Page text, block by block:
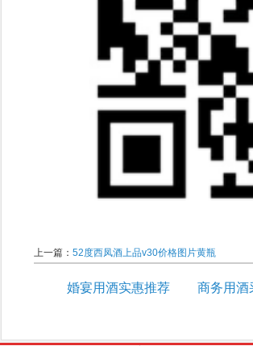
上一篇： 52度西凤酒上品v30价格图片黄瓶
婚宴用酒实惠推荐 商务用酒